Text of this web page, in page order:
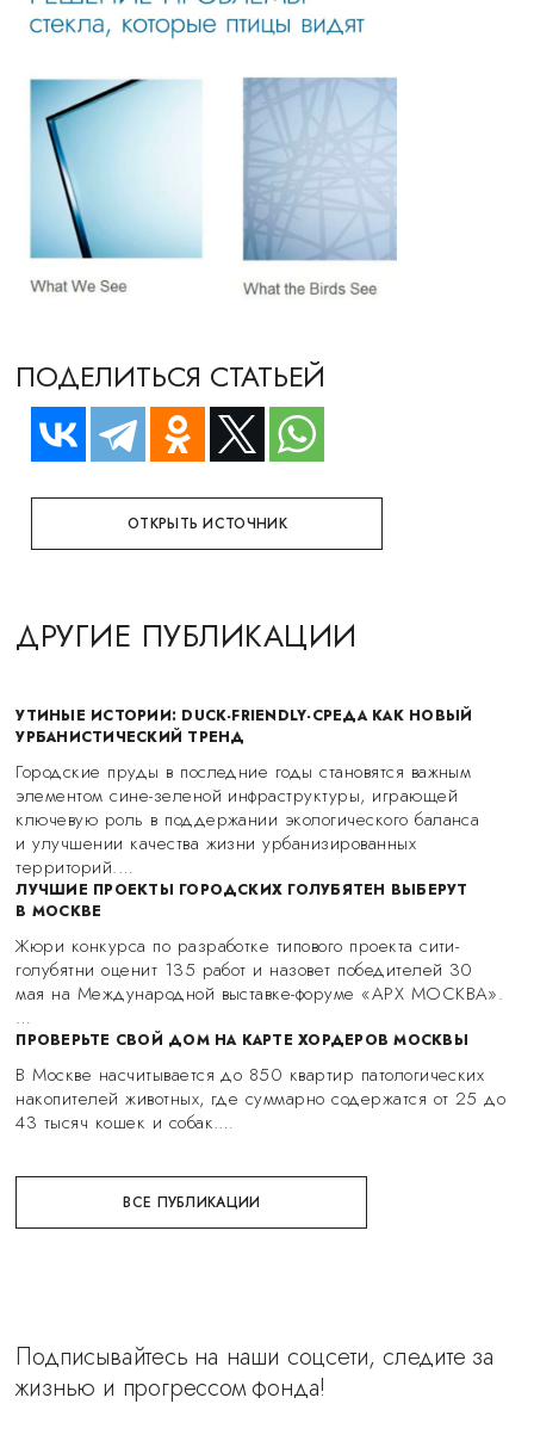
ПОДЕЛИТЬСЯ СТАТЬЕЙ
ОТКРЫТЬ ИСТОЧНИК
ДРУГИЕ ПУБЛИКАЦИИ
УТИНЫЕ ИСТОРИИ: DUCK-FRIENDLY-СРЕДА КАК НОВЫЙ
УРБАНИСТИЧЕСКИЙ ТРЕНД
Городские пруды в последние годы становятся важным
элементом сине-зеленой инфраструктуры, играющей
ключевую роль в поддержании экологического баланса
и улучшении качества жизни урбанизированных
территорий.…
ЛУЧШИЕ ПРОЕКТЫ ГОРОДСКИХ ГОЛУБЯТЕН ВЫБЕРУТ
В МОСКВЕ
Жюри конкурса по разработке типового проекта сити-
голубятни оценит 135 работ и назовет победителей 30
мая на Международной выставке-форуме «АРХ МОСКВА».
…
ПРОВЕРЬТЕ СВОЙ ДОМ НА КАРТЕ ХОРДЕРОВ МОСКВЫ
В Москве насчитывается до 850 квартир патологических
накопителей животных, где суммарно содержатся от 25 до
43 тысяч кошек и собак.…
ВСЕ ПУБЛИКАЦИИ
Подписывайтесь на наши соцсети, следите за
жизнью и прогрессом фонда!